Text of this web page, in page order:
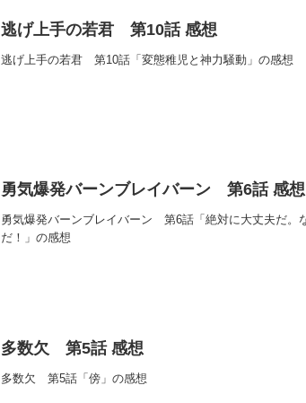
逃げ上手の若君 第10話 感想
逃げ上手の若君 第10話「変態稚児と神力騒動」の感想
勇気爆発バーンブレイバーン 第6話 感想
勇気爆発バーンブレイバーン 第6話「絶対に大丈夫だ
だ！」の感想
多数欠 第5話 感想
多数欠 第5話「傍」の感想